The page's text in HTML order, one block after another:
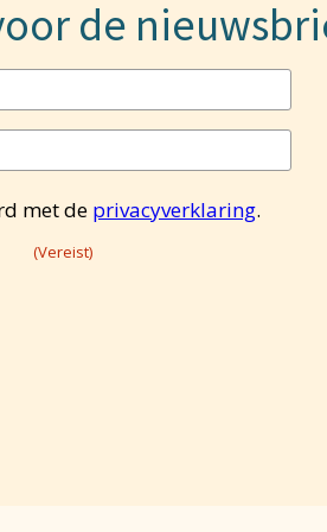
de
(Vereist)
Toestemming
(Vereist)
met de privacyverklaring.
(Vereist)